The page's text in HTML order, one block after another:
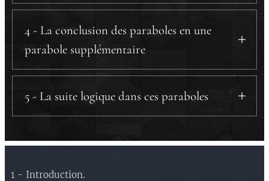
a) Parabole du semeur.
b) Parabole du bon grain et de l'ivraie.
c) Parabole du grain de sénevé.
d) Parabole du levain.
f) Parabole de la perle.
g) Parabole du filet.
4 - La conclusion des paraboles en une
parabole supplémentaire
a) Parabole du maître de maison.
5 - La suite logique dans ces paraboles
a) L'ordre chronologique.
b) La conclusion.
1 - Introduction.